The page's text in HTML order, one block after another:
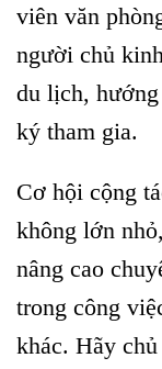
viên văn
người chủ
du lịch,
ký tham gia.
Cơ hội cộng
không lớn
nâng cao
trong công
khác. Hãy